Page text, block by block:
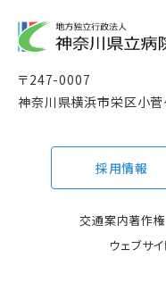
〒247-0007
神奈川県横浜市栄区小
採用情報
交通案内著作
ウェブサ